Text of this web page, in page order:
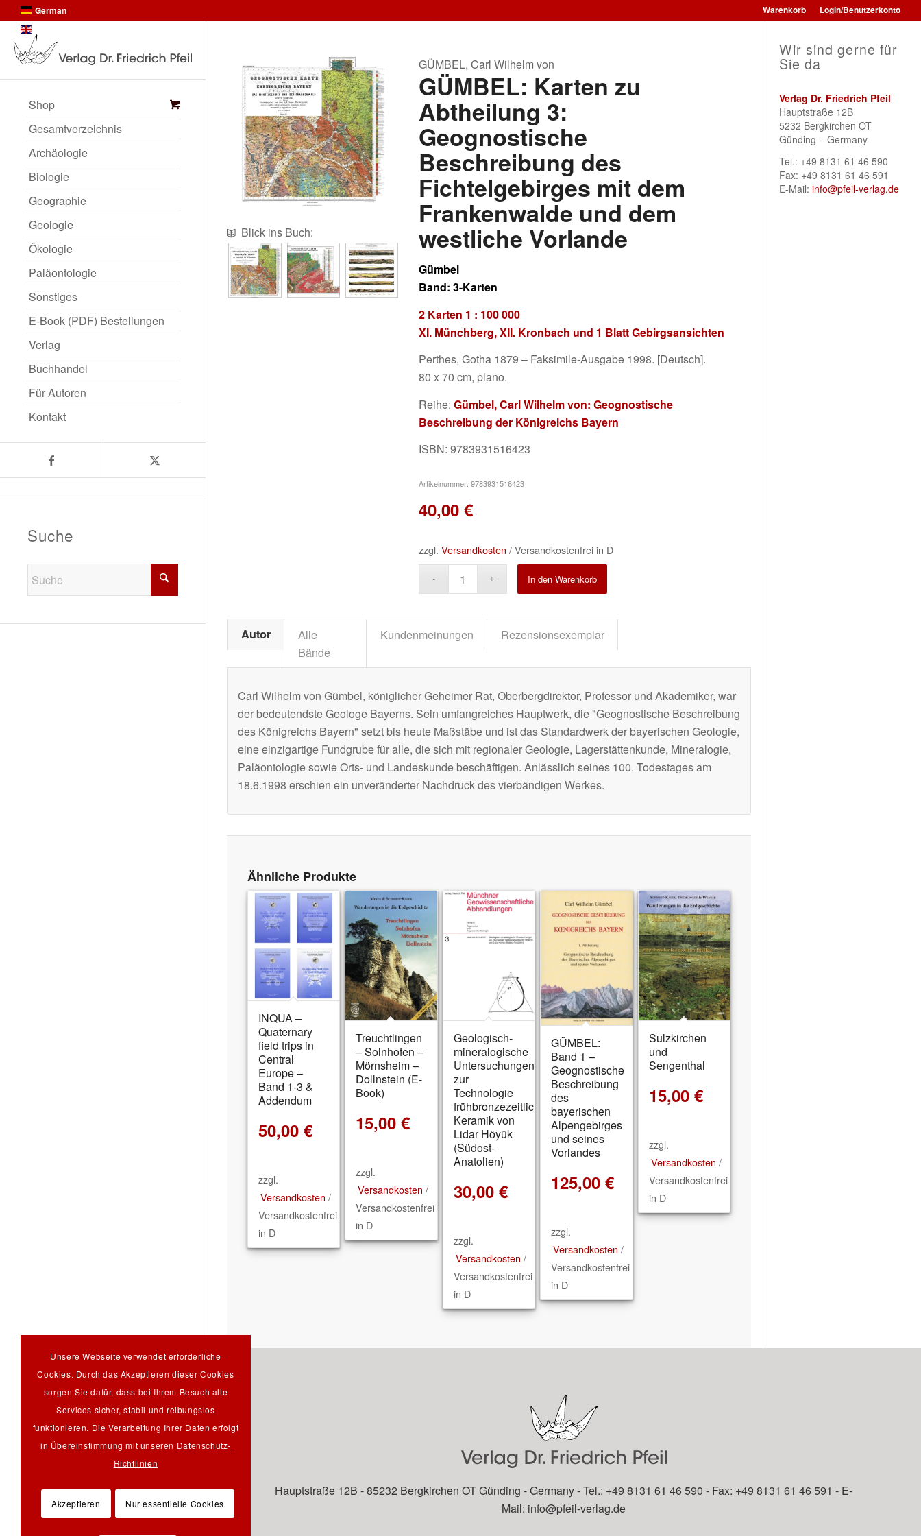
German
Warenkorb Login/Benutzerkonto
Shop
Gesamtverzeichnis
Archäologie
Biologie
Geographie
Geologie
Ökologie
Paläontologie
Sonstiges
E-Book (PDF) Bestellungen
Verlag
Buchhandel
Für Autoren
Kontakt
Suche
Blick ins Buch:
GÜMBEL, Carl Wilhelm von
GÜMBEL: Karten zu
Abtheilung 3:
Geognostische
Beschreibung des
Fichtelgebirges mit dem
Frankenwalde und dem
westliche Vorlande
Gümbel
Band: 3-Karten
2 Karten 1 : 100 000
XI. Münchberg, XII. Kronbach und 1 Blatt Gebirgsansichten
Perthes, Gotha 1879 – Faksimile-Ausgabe 1998. [Deutsch].
80 x 70 cm, plano.
Reihe: Gümbel, Carl Wilhelm von: Geognostische
Beschreibung der Königreichs Bayern
ISBN: 9783931516423
Artikelnummer: 9783931516423
40,00 €
zzgl. Versandkosten / Versandkostenfrei in D
In den Warenkorb
Autor
Alle
Bände
Kundenmeinungen Rezensionsexemplar
Carl Wilhelm von Gümbel, königlicher Geheimer Rat, Oberbergdirektor, Professor und Akademiker, war
der bedeutendste Geologe Bayerns. Sein umfangreiches Hauptwerk, die "Geognostische Beschreibung
des Königreichs Bayern" setzt bis heute Maßstäbe und ist das Standardwerk der bayerischen Geologie,
eine einzigartige Fundgrube für alle, die sich mit regionaler Geologie, Lagerstättenkunde, Mineralogie,
Paläontologie sowie Orts- und Landeskunde beschäftigen. Anlässlich seines 100. Todestages am
18.6.1998 erschien ein unveränderter Nachdruck des vierbändigen Werkes.
Ähnliche Produkte
INQUA –
Quaternary
field trips in
Central
Europe –
Band 1-3 &
Addendum
50,00 €
zzgl.
Versandkosten /
Versandkostenfrei
in D
Treuchtlingen
– Solnhofen –
Mörnsheim –
Dollnstein (E-
Book)
15,00€
zzgl.
Versandkosten /
Versandkostenfrei
in D
Geologisch-
mineralogische
Untersuchungen
zur
Technologie
frühbronzezeitlicher
Keramik von
Lidar Höyük
(Südost-
Anatolien)
30,00 €
zzgl.
Versandkosten /
Versandkostenfrei
in D
GÜMBEL:
Band 1 –
Geognostische
Beschreibung
des
bayerischen
Alpengebirges
und seines
Vorlandes
125,00€
zzgl.
Versandkosten /
Versandkostenfrei
in D
Sulzkirchen
und
Sengenthal
15,00 €
zzgl.
Versandkosten /
Versandkostenfrei
in D
Wir sind gerne für
Sie da
Verlag Dr. Friedrich Pfeil
Hauptstraße 12B
5232 Bergkirchen OT
Günding – Germany
Tel.: +49 8131 61 46 590
Fax: +49 8131 61 46 591
E-Mail:info@pfeil-verlag.de
Hauptstraße 12B - 85232 Bergkirchen OT Günding - Germany - Tel.: +49 8131 61 46 590 - Fax: +49 8131 61 46 591 - E-
Mail: info@pfeil-verlag.de
Unsere Webseite verwendet erforderliche
Cookies. Durch das Akzeptieren dieser Cookies
sorgen Sie dafür, dass bei Ihrem Besuch alle
Services sicher, stabil und reibungslos
funktionieren. Die Verarbeitung Ihrer Daten erfolgt
in Übereinstimmung mit unseren Datenschutz-
Richtlinien
Akzeptieren Nur essentielle Cookies